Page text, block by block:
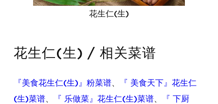
花生仁(生)
花生仁(生) / 相关菜谱
『美食花生仁(生)』粉菜谱、
『 美食天下』花生仁
(生)菜谱、 『 乐做菜』花生仁(生)菜谱、
『 下厨